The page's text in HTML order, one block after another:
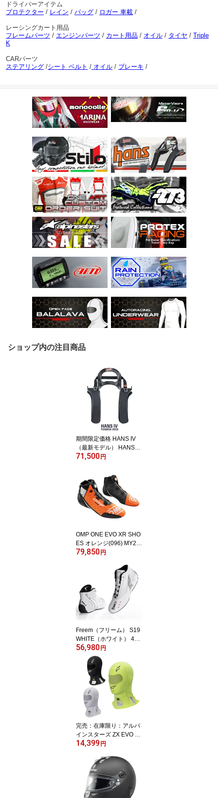
ドライバーアイテム
プロテクター / レイン / バッグ / ロガー 車載 /
レーシングカート用品
フレームパーツ / エンジンパーツ / カート用品 / オイル / タイヤ / Triple
K
CARパーツ
ステアリング /シート ベルト / オイル / ブレーキ /
ショップ内の注目商品
期間限定価格 HANS IV
（最新モデル） HANS4
20° FIA8858-2010適合
スデバイス ツーリングカ
ー推奨 NAK1423731FIA
71,500 円
OMP ONE EVO XR SHO
ES オレンジ(096) MY20
25 レーシングシューズ F
79,850 円
Freem（フリーム） S19
WHITE（ホワイト） 4輪
用レーシングシューズ FI
A公認8856-2018
56,980 円
完売：在庫限り：アルパ
インスターズ ZX EVO V2
BALACLAVA フェイスマ
モデル TECHNICAL UN
DERWEAR (4754920) M
Y2025
14,399 円